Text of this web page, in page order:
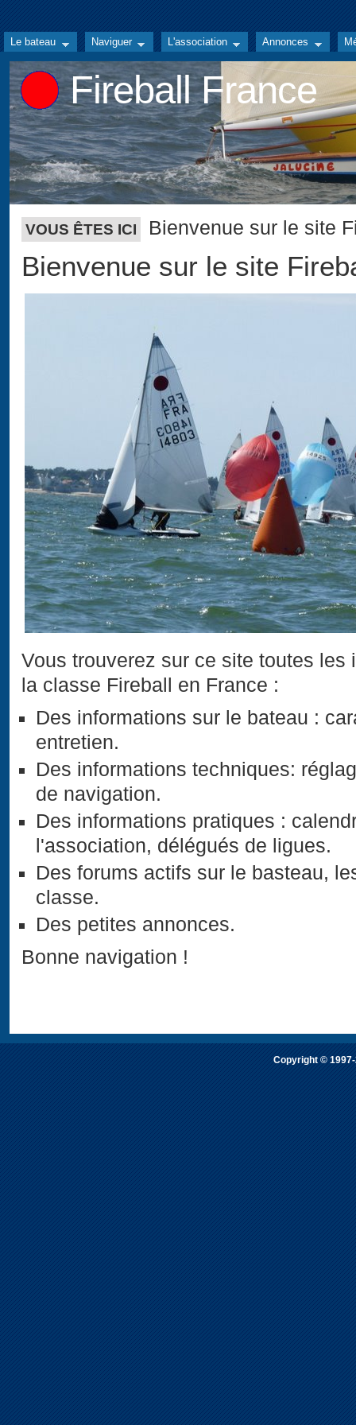
Le bateau Naviguer L'association Annonces
Fireball France
VOUS ÊTES ICI Bienvenue sur le site
Bienvenue sur le site
Vous trouverez sur ce site toutes
la classe Fireball en France :
Des informations sur le bateau :
entretien.
Des informations techniques:
de navigation.
Des informations pratiques :
l'association, délégués de ligues.
Des forums actifs sur le basteau,
classe.
Des petites annonces.
Bonne navigation !
Copyright ©